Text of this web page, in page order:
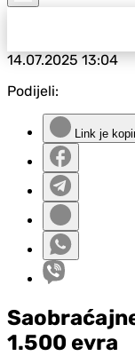
14.07.202513:04
Podijeli:
Link je
1.500 evra